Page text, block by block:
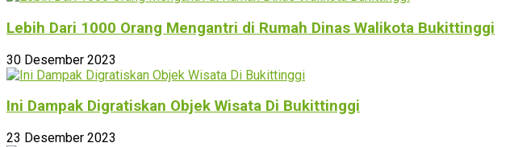
Lebih Dari 1000 Orang Mengantri di Rumah Dinas Walikota Bukittinggi
30 Desember 2023
Ini Dampak Digratiskan Objek Wisata Di Bukittinggi
23 Desember 2023